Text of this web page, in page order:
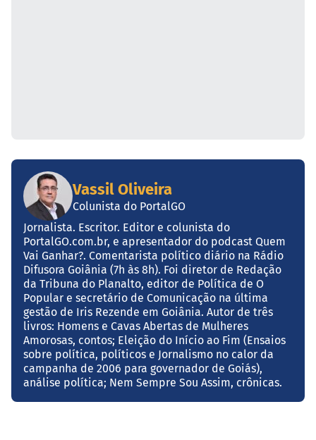
Vassil Oliveira
Colunista do PortalGO
Jornalista. Escritor. Editor e colunista do
PortalGO.com.br, e apresentador do podcast Quem
Vai Ganhar?. Comentarista político diário na Rádio
Difusora Goiânia (7h às 8h). Foi diretor de Redação
da Tribuna do Planalto, editor de Política de O
Popular e secretário de Comunicação na última
gestão de Iris Rezende em Goiânia. Autor de três
livros: Homens e Cavas Abertas de Mulheres
Amorosas, contos; Eleição do Início ao Fim (Ensaios
sobre política, políticos e Jornalismo no calor da
campanha de 2006 para governador de Goiás),
análise política; Nem Sempre Sou Assim, crônicas.